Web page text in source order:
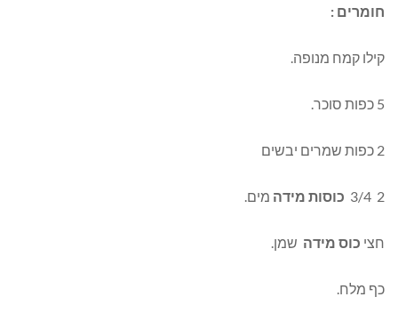
חומרים :
קילו קמח מנופה.
5 כפות סוכר.
2 כפות שמרים יבשים
2 3/4 כוסות מידה מים.
חצי כוס מידה שמן.
כף מלח.